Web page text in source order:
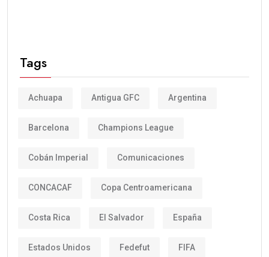
Tags
Achuapa Antigua GFC Argentina
Barcelona Champions League
Cobán Imperial Comunicaciones
CONCACAF Copa Centroamericana
Costa Rica El Salvador España
Estados Unidos Fedefut FIFA